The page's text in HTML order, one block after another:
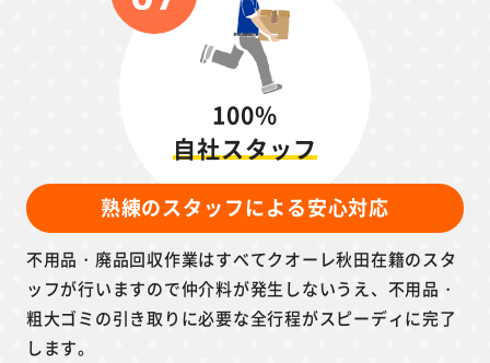
100%
自社スタッフ
熟練のスタッフによる安心対応
不用品・廃品回収作業はすべてクオーレ秋田在籍のスタ
ッフが行いますので仲介料が発生しないうえ、不用品・
粗大ゴミの引き取りに必要な全行程がスピーディに完了
します。